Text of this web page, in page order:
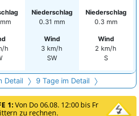
h
Niederschlag
0.31 mm
Wind
3 km/h
SW
Niederschlag
0.3 mm
Wind
2 km/h
S
Detail 9 Tage im Detail
1:Von Do 06.08. 12:00 bis Fr
zu rechnen.